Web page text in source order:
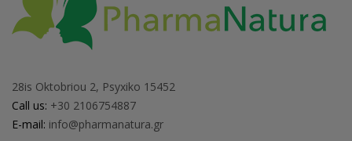
28is Oktobriou 2, Psyxiko 15452
Call us: +30 2106754887
E-mail: info@pharmanatura.gr